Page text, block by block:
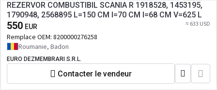
REZERVOR COMBUSTIBIL SCANIA R 1918528, 1453195,
1790948, 2568895 L=150 CM l=70 CM I=68 CM V=625 L
550 EUR ≈ 633 USD
Remplace OEM: 8200000276258
Roumanie, Badon
EURO DEZMEMBRARI S.R.L.
Contacter le vendeur